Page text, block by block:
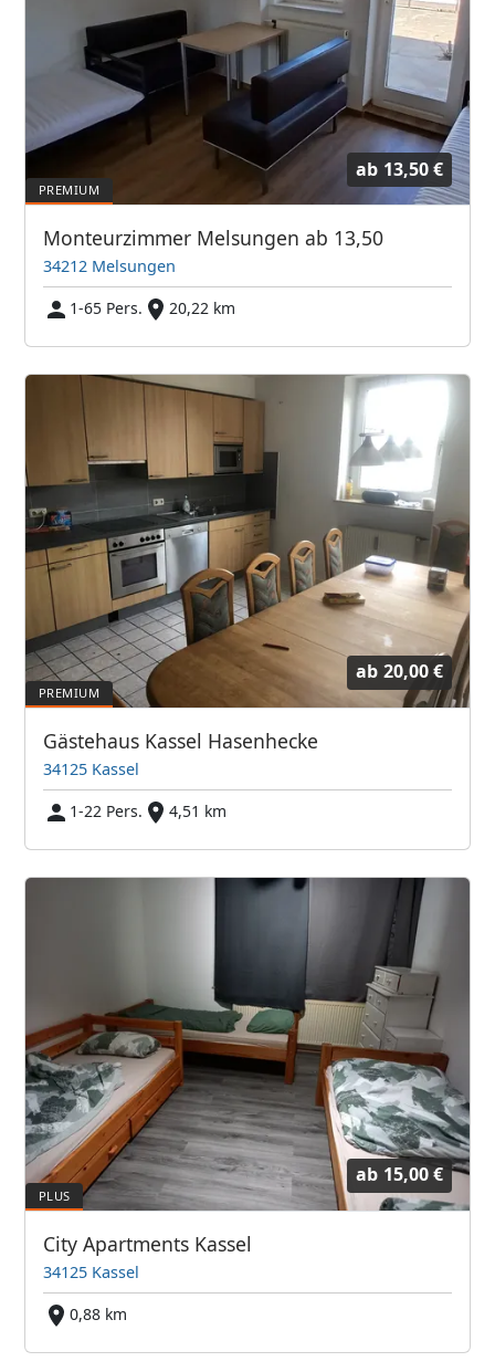
ab 13,50 €
Monteurzimmer Melsungen ab 13,50
34212 Melsungen
1-65 Pers.
20,22 km
ab 20,00 €
Gästehaus Kassel Hasenhecke
34125 Kassel
1-22 Pers.
4,51 km
ab 15,00 €
City Apartments Kassel
34125 Kassel
0,88 km